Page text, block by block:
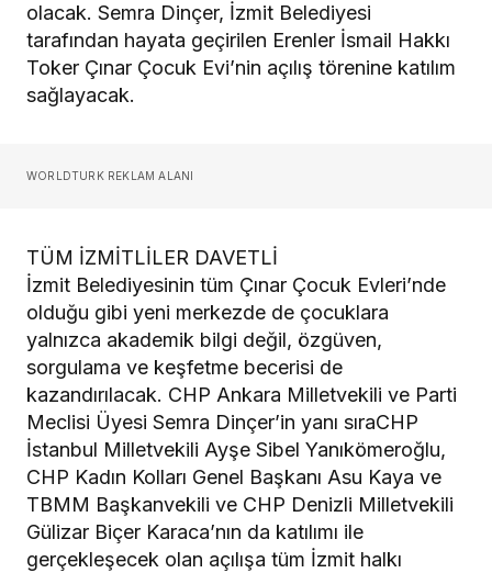
olacak. Semra Dinçer, İzmit Belediyesi
tarafından hayata geçirilen Erenler İsmail Hakkı
Toker Çınar Çocuk Evi’nin açılış törenine katılım
sağlayacak.
WORLDTURK REKLAM ALANI
TÜM İZMİTLİLER DAVETLİ
İzmit Belediyesinin tüm Çınar Çocuk Evleri’nde
olduğu gibi yeni merkezde de çocuklara
yalnızca akademik bilgi değil, özgüven,
sorgulama ve keşfetme becerisi de
kazandırılacak. CHP Ankara Milletvekili ve Parti
Meclisi Üyesi Semra Dinçer’in yanı sıraCHP
İstanbul Milletvekili Ayşe Sibel Yanıkömeroğlu,
CHP Kadın Kolları Genel Başkanı Asu Kaya ve
TBMM Başkanvekili ve CHP Denizli Milletvekili
Gülizar Biçer Karaca’nın da katılımı ile
gerçekleşecek olan açılışa tüm İzmit halkı